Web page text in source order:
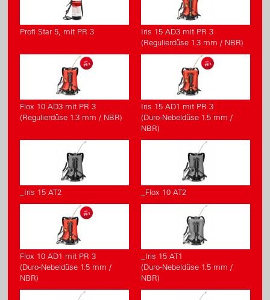
Profi Star 5, mit PR 3
Iris 15 AD3 mit PR 3
(Regulierdüse 1.3 mm / NBR)
Flox 10 AD3 mit PR 3
(Regulierdüse 1.3 mm / NBR)
Iris 15 AD1 mit PR 3
(Duro-Nebeldüse 1.5 mm /
NBR)
_Iris 15 AT2 _Flox 10 AT2
Flox 10 AD1 mit PR 3
(Duro-Nebeldüse 1.5 mm /
NBR)
_Iris 15 AT1
(Duro-Nebeldüse 1.5 mm /
NBR)